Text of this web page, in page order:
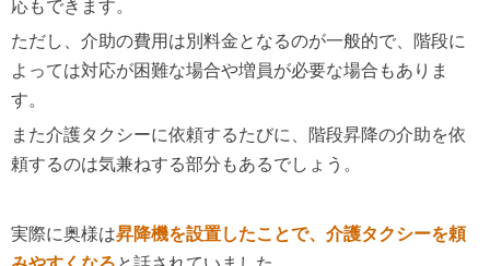
応もできます。
ただし、介助の費用は別料金となるのが一般的で、階段に
よっては対応が困難な場合や増員が必要な場合もありま
す。
また介護タクシーに依頼するたびに、階段昇降の介助を依
頼するのは気兼ねする部分もあるでしょう。
実際に奥様は昇降機を設置したことで、介護タクシーを頼